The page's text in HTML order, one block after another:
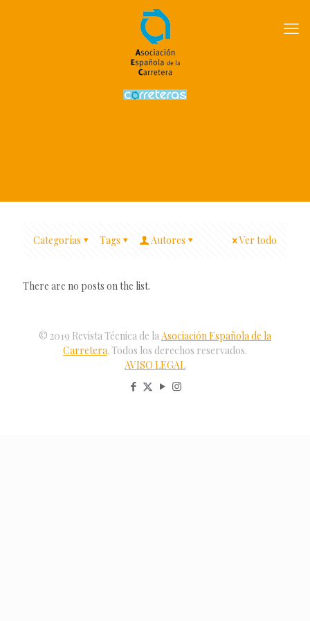
Categorías Tags Autores Ver todo
There are no posts on the list.
© 2019 Revista Técnica de laAsociación Española de la
Carretera. Todos los derechos reservados.
AVISO LEGAL